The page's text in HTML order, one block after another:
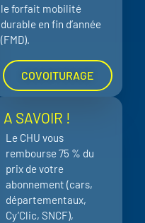
le forfait mobilité
durable en fin d’année
(FMD).
COVOITURAGE
A SAVOIR !
Le CHU vous
rembourse 75 % du
prix de votre
abonnement (cars,
départementaux,
Cy’Clic, SNCF),